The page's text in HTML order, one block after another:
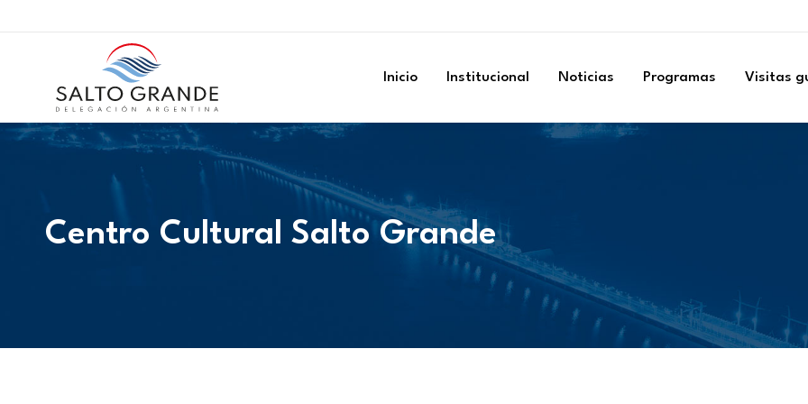
Inicio Institucional Noticias Programas Visitas
Centro Cultural Salto Grande